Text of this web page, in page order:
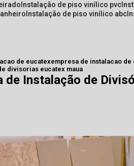
instalação de piso vinílico pvc
instalação de piso vinílico abc
de eucatexempresa de instalacao
divisorias eucatex maua
de Instalação de